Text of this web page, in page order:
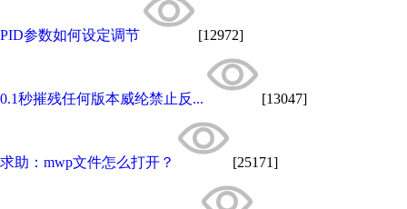
PID参数如何设定调节 [12972]
0.1秒摧残任何版本威纶禁止反... [13047]
求助：mwp文件怎么打开？ [25171]